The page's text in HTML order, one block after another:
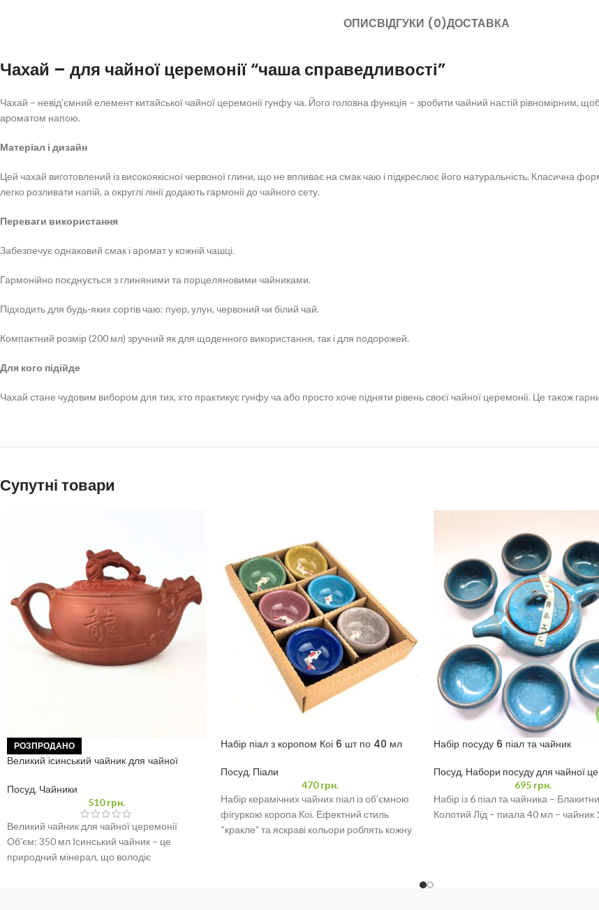
ОПИСВІДГУКИ (0)ДОСТАВКА
Чахай – для чайної церемонії “чаша справедливості”
Чахай – невід’ємний елемент китайської чайної церемонії гунфу ча. Його головна функція – зробити чайний настій рівномірним,
ароматом напою.
Матеріал і дизайн
Цей чахай виготовлений із високоякісної червоної глини, що не впливає на смак чаю і підкреслює його натуральність. Класична
легко розливати напій, а округлі лінії додають гармонії до чайного сету.
Переваги використання
Забезпечує однаковий смак і аромат у кожній чашці.
Гармонійно поєднується з глиняними та порцеляновими чайниками.
Підходить для будь-яких сортів чаю: пуер, улун, червоний чи білий чай.
Компактний розмір (200 мл) зручний як для щоденного використання, так і для подорожей.
Для кого підійде
Чахай стане чудовим вибором для тих, хто практикує гунфу ча або просто хоче підняти рівень своєї чайної церемонії. Це також
Супутні товари
РОЗПРОДАНО
Великий ісинський чайник для чайної
Посуд, Чайники
510грн.
Великий чайник для чайної церемонії
Об’єм: 350 мл Ісинський чайник – це
природний мінерал, що володіє
Набір піал з коропом Коі 6 шт по 40 мл
Посуд, Піали
470грн.
Набір керамічних чайних піал із об’ємною
фігуркою коропа Коі. Ефектний стиль
“кракле” та яскраві кольори роблять кожну
Набір посуду 6 піал та чайник
Посуд, Набори посуду для чайної
695 грн.
Набір із 6 піал та чайника –
Колотий Лід – пиала 40 мл – чайник